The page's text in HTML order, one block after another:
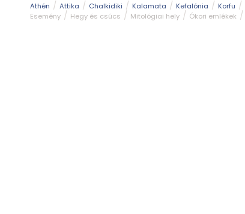
Athén Attika Chalkidiki Kalamata Kefalónia Korfu
Esemény
Hegy és csúcs Mitológiai hely Ókori emlékek